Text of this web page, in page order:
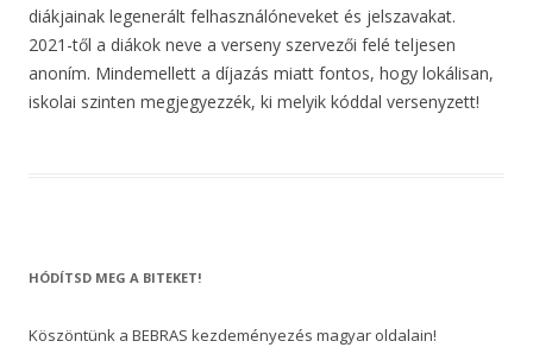
diákjainak legenerált felhasználóneveket és jelszavakat.
2021-től a diákok neve a verseny szervezői felé teljesen
anoním. Mindemellett a díjazás miatt fontos, hogy lokálisan,
iskolai szinten megjegyezzék, ki melyik kóddal versenyzett!
HÓDÍTSD MEG A BITEKET!
Köszöntünk a BEBRAS kezdeményezés magyar oldalain!